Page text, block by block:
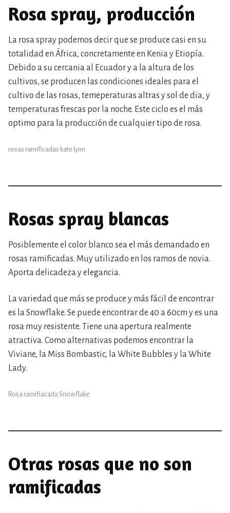
Rosa spray, producción
La rosa spray podemos decir que se produce casi en su
totalidad en África, concretamente en Kenia y Etiopía.
Debido a su cercania al Ecuador y a la altura de los
cultivos, se producen las condiciones ideales para el
cultivo de las rosas, temeperaturas altras y sol de dia, y
temperaturas frescas por la noche. Este ciclo es el más
optimo para la producción de cualquier tipo de rosa.
rosas ramificadas kate lynn
Rosas spray blancas
Posiblemente el color blanco sea el más demandado en
rosas ramificadas. Muy utilizado en los ramos de novia.
Aporta delicadeza y elegancia.
La variedad que más se produce y más fácil de encontrar
es la Snowflake. Se puede encontrar de 40 a 60cm y es una
rosa muy resistente. Tiene una apertura realmente
atractiva. Como alternativas podemos encontrar la
Viviane, la Miss Bombastic, la White Bubbles y la White
Lady.
Rosa ramifiacada Snowflake
Otras rosas que no son
ramificadas